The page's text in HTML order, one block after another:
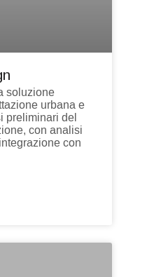
soluzione
urbana e
preliminari del
con analisi
con